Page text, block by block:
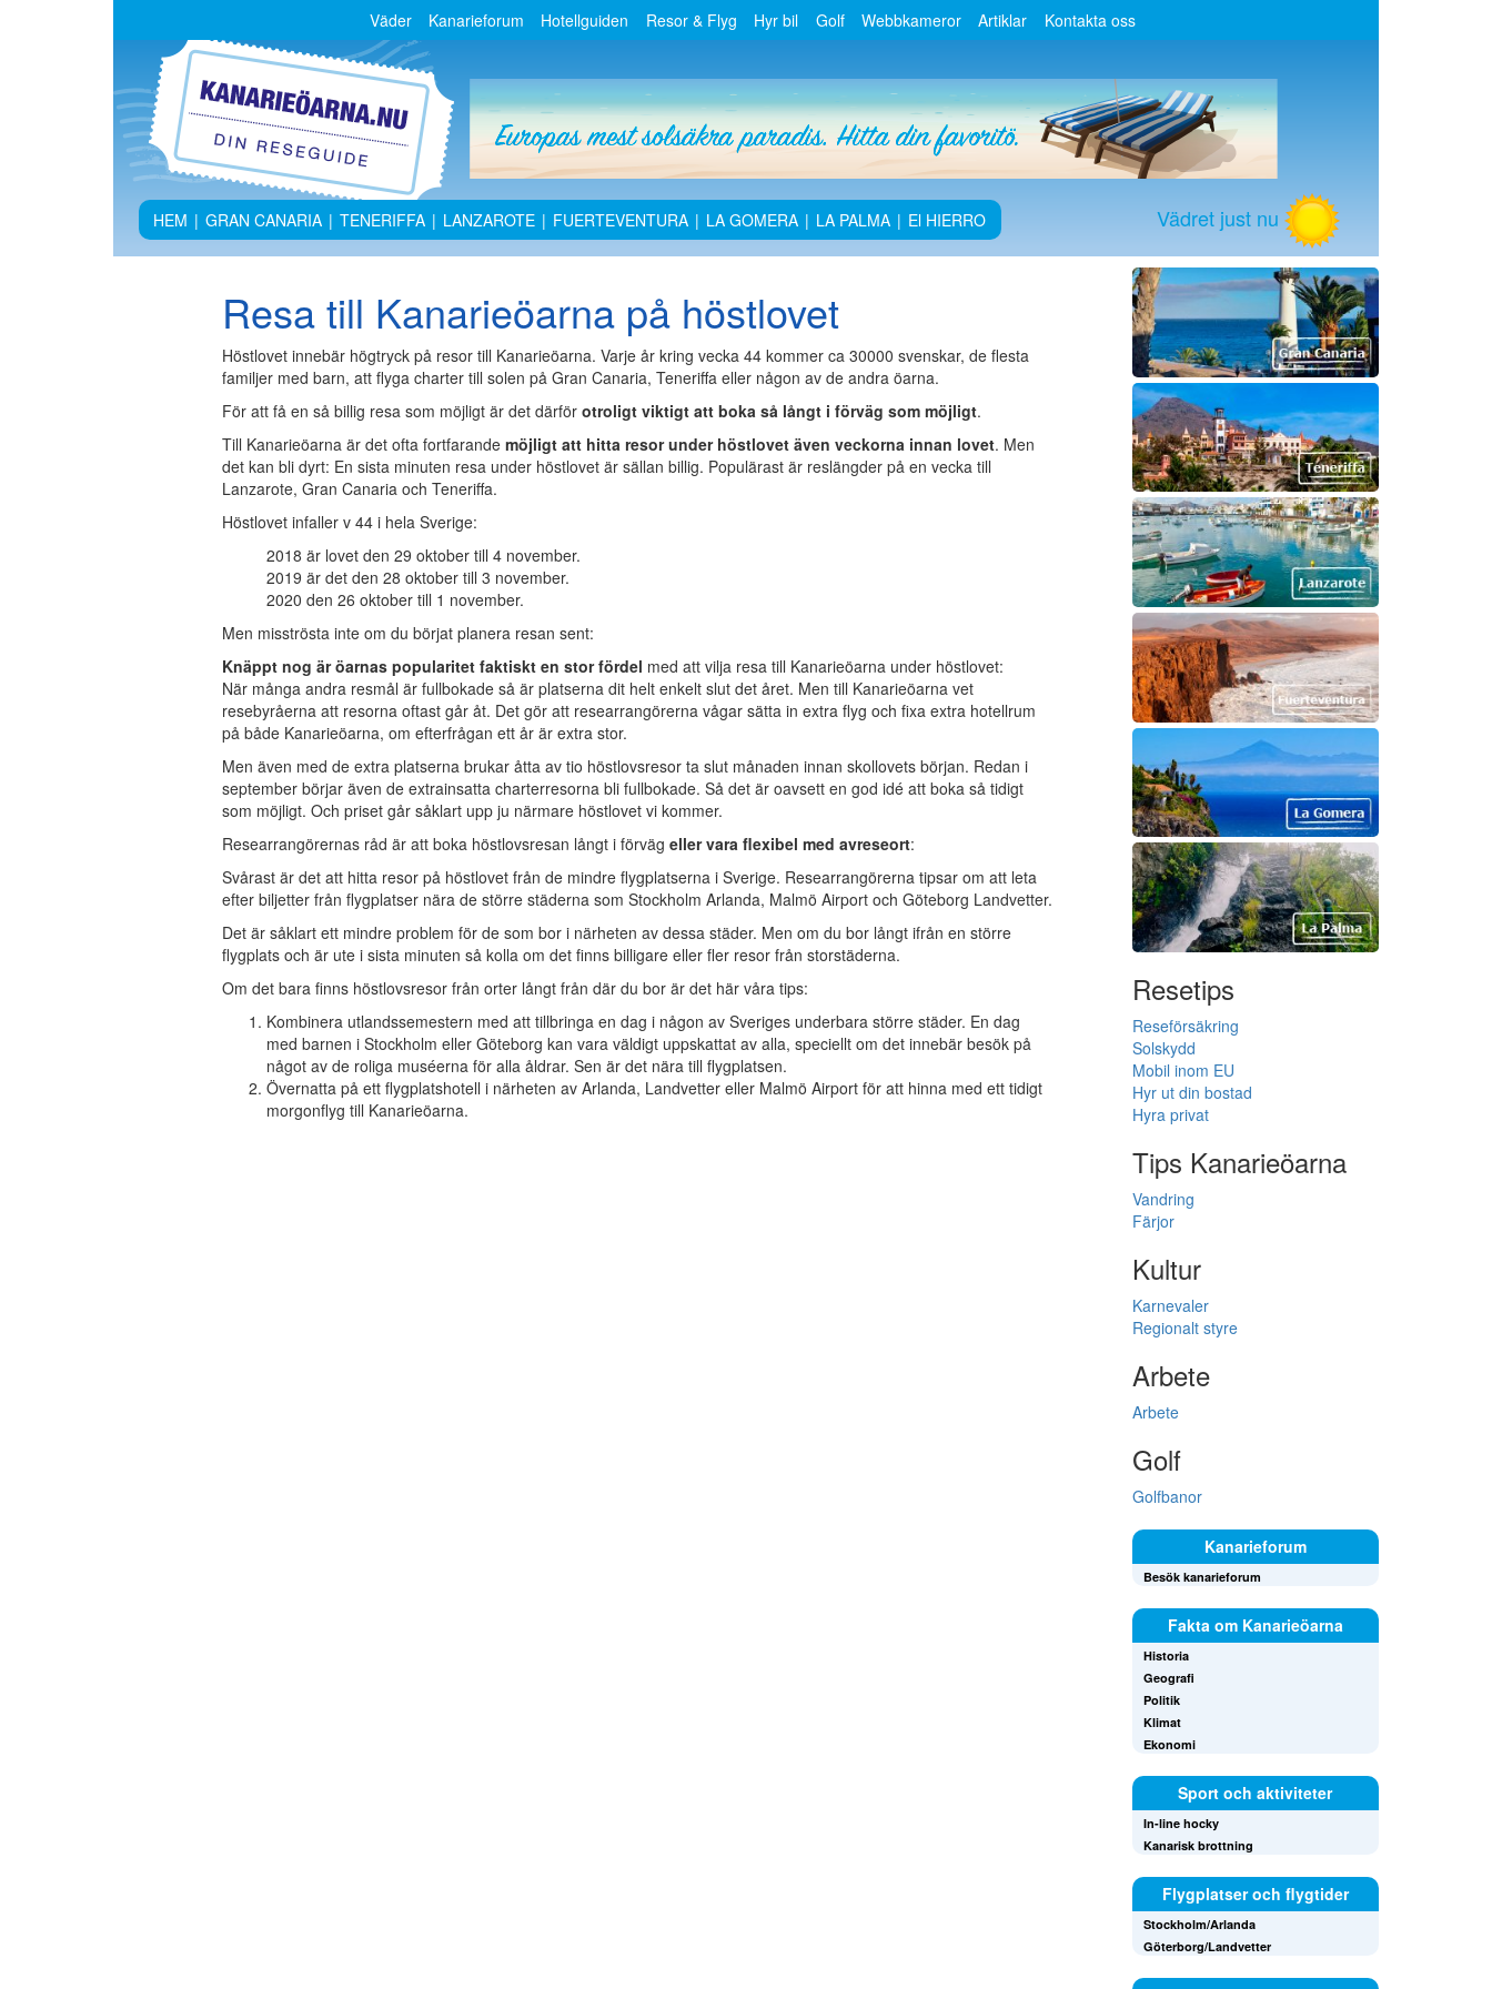
Väder Kanarieforum Hotellguiden Resor & Flyg Hyr bil Golf Webbkameror Artiklar Kontakta oss
HEM | GRAN CANARIA | TENERIFFA | LANZAROTE | FUERTEVENTURA | LA GOMERA | LA PALMA | El HIERRO Vädret just nu
Resa till Kanarieöarna på höstlovet
Höstlovet innebär högtryck på resor till Kanarieöarna. Varje år kring vecka 44 kommer ca 30000 svenskar, de flesta
familjer med barn, att flyga charter till solen på Gran Canaria, Teneriffa eller någon av de andra öarna.
För att få en så billig resa som möjligt är det därför otroligt viktigt att boka så långt i förväg som möjligt.
Till Kanarieöarna är det ofta fortfarande möjligt att hitta resor under höstlovet även veckorna innan lovet. Men
det kan bli dyrt: En sista minuten resa under höstlovet är sällan billig. Populärast är reslängder på en vecka till
Lanzarote, Gran Canaria och Teneriffa.
Höstlovet infaller v 44 i hela Sverige:
2018 är lovet den 29 oktober till 4 november.
2019 är det den 28 oktober till 3 november.
2020 den 26 oktober till 1 november.
Men misströsta inte om du börjat planera resan sent:
Knäppt nog är öarnas popularitet faktiskt en stor fördel med att vilja resa till Kanarieöarna under höstlovet:
När många andra resmål är fullbokade så är platserna dit helt enkelt slut det året. Men till Kanarieöarna vet
resebyråerna att resorna oftast går åt. Det gör att researrangörerna vågar sätta in extra flyg och fixa extra hotellrum
på både Kanarieöarna, om efterfrågan ett år är extra stor.
Men även med de extra platserna brukar åtta av tio höstlovsresor ta slut månaden innan skollovets början. Redan i
september börjar även de extrainsatta charterresorna bli fullbokade. Så det är oavsett en god idé att boka så tidigt
som möjligt. Och priset går såklart upp ju närmare höstlovet vi kommer.
Researrangörernas råd är att boka höstlovsresan långt i förväg eller vara flexibel med avreseort:
Svårast är det att hitta resor på höstlovet från de mindre flygplatserna i Sverige. Researrangörerna tipsar om att leta
efter biljetter från flygplatser nära de större städerna som Stockholm Arlanda, Malmö Airport och Göteborg Landvetter.
Det är såklart ett mindre problem för de som bor i närheten av dessa städer. Men om du bor långt ifrån en större
flygplats och är ute i sista minuten så kolla om det finns billigare eller fler resor från storstäderna.
Om det bara finns höstlovsresor från orter långt från där du bor är det här våra tips:
Kombinera utlandssemestern med att tillbringa en dag i någon av Sveriges underbara större städer. En dag
med barnen i Stockholm eller Göteborg kan vara väldigt uppskattat av alla, speciellt om det innebär besök på
något av de roliga muséerna för alla åldrar. Sen är det nära till flygplatsen.
Övernatta på ett flygplatshotell i närheten av Arlanda, Landvetter eller Malmö Airport för att hinna med ett tidigt
morgonflyg till Kanarieöarna.
Resetips
Reseförsäkring
Solskydd
Mobil inom EU
Hyr ut din bostad
Hyra privat
Tips Kanarieöarna
Vandring
Färjor
Kultur
Karnevaler
Regionalt styre
Arbete
Arbete
Golf
Golfbanor
Kanarieforum
Besök kanarieforum
Fakta om Kanarieöarna
Historia
Geografi
Politik
Klimat
Ekonomi
Sport och aktiviteter
In-line hocky
Kanarisk brottning
Flygplatser och flygtider
Stockholm/Arlanda
Göterborg/Landvetter